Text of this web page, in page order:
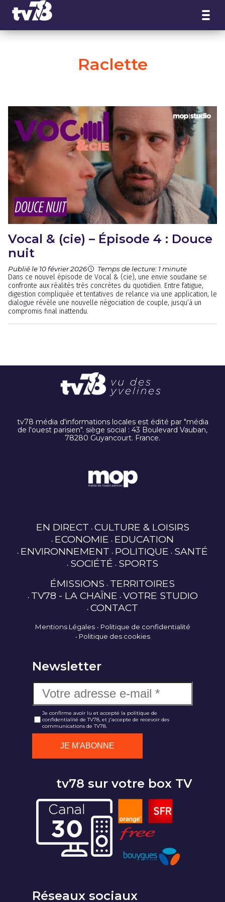
Raclette
Vocal & (cie) – Épisode 4 : Douce
nuit
Publié le 10 février 2026 Temps de lecture: 1 minute
Dans ce nouvel épisode de Vocal & (cie), une envie soudaine se
confronte aux réalités très concrètes du quotidien. Entre fatigue,
digestion compliquée et tentatives de relance via une application, le
dialogue révèle une nouvelle négociation de couple, jusqu’à un
compromis final inattendu.
tv78 média d'informations locales est édité par "média
de l'ouest parisien". siège social : 43 Boulevard Vauban,
78280 Guyancourt. France.
EN DIRECT CULTURE & LOISIRS
ECONOMIE EDUCATION
ENVIRONNEMENT POLITIQUE SANTÉ
SOCIÉTÉ SPORTS
ÉMISSIONS TERRITOIRES
TV78 - LA CHAÎNE VOTRE STUDIO
CONTACT
Mentions Légales
Politique de confidentialité
Politique des cookies
Newsletter
Je confirme avoir lu et accepté la politique de
confidentialité de TV78, et j'accepte de recevoir des
communications de TV78.
tv78 sur votre box TV
Réseaux sociaux
Panneau de gestion des cookies